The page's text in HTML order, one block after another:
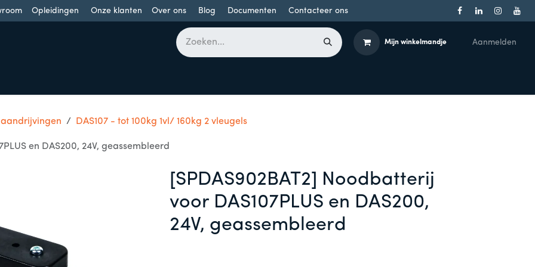
Opleidingen Onze klanten Over ons Blog Documenten Contacteer ons
Mijn winkelmandje Aanmelden
DAS107 - tot 100kg 1vl/ 160kg 2 vleugels
en DAS200, 24V, geassembleerd
[SPDAS902BAT2] Noodbatterij
voor DAS107PLUS en DAS200,
24V, geassembleerd